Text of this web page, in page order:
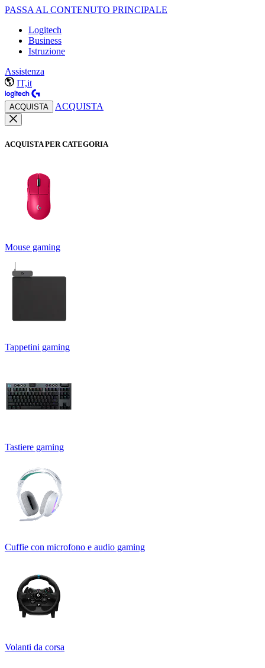
PASSA AL CONTENUTO PRINCIPALE
Logitech
Business
Istruzione
Assistenza
IT,it
ACQUISTA ACQUISTA
ACQUISTA PER CATEGORIA
Mouse gaming
Tappetini gaming
Tastiere gaming
Cuffie con microfono e audio gaming
Volanti da corsa